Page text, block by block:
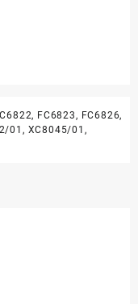
, FC6823 , FC6826,
01 , XC8045/01 ,